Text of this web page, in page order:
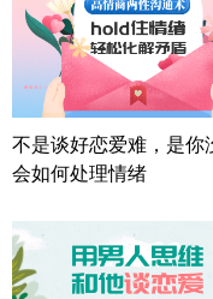
陕西-
微信
情感
浙江-
微
属情
湖
微信
福建-
微信
不是谈好恋爱难，是你
会如何处理情绪